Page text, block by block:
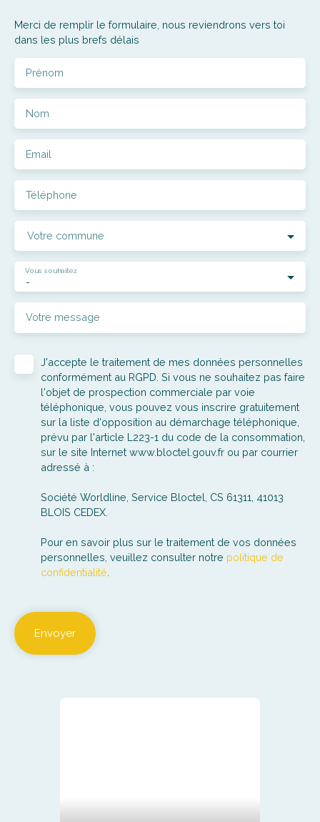
Merci de remplir le formulaire, nous reviendrons vers toi
dans les plus brefs délais
Prénom
Nom
Email
Téléphone
Votre commune
-
Vous souhaitez
Votre message
J'accepte le traitement de mes données personnelles
conformément au RGPD. Si vous ne souhaitez pas faire
l'objet de prospection commerciale par voie
téléphonique, vous pouvez vous inscrire gratuitement
sur la liste d'opposition au démarchage téléphonique,
prévu par l'article L223-1 du code de la consommation,
sur le site Internet www.bloctel.gouv.fr ou par courrier
adressé à :
Société Worldline, Service Bloctel, CS 61311, 41013
BLOIS CEDEX.
Pour en savoir plus sur le traitement de vos données
personnelles, veuillez consulter notre politique de
confidentialité
Envoyer